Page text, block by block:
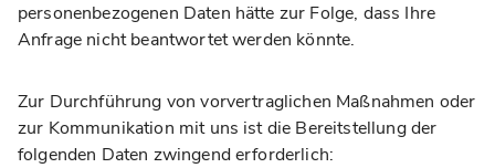
personenbezogenen Daten hätte zur Folge, dass Ihre
Anfrage nicht beantwortet werden könnte.
Zur Durchführung von vorvertraglichen Maßnahmen oder
zur Kommunikation mit uns ist die Bereitstellung der
folgenden Daten zwingend erforderlich: